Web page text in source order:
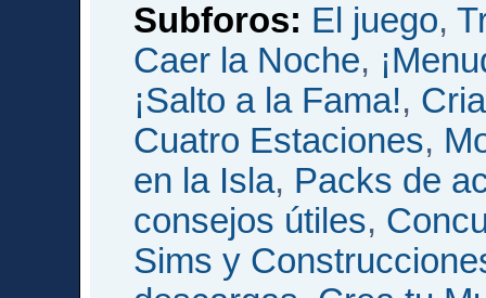
Subforos: El juego,
Caer la Noche,
¡Salto a la Fama!,
Cuatro Estaciones,
en la Isla, Packs de
consejos útiles,
Sims y